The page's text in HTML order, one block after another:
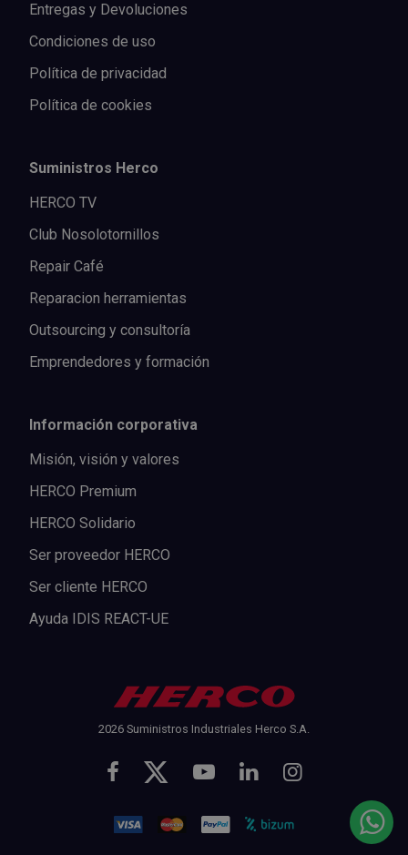
Entregas y Devoluciones
Condiciones de uso
Política de privacidad
Política de cookies
Suministros Herco
HERCO TV
Club Nosolotornillos
Repair Café
Reparacion herramientas
Outsourcing y consultoría
Emprendedores y formación
Información corporativa
Misión, visión y valores
HERCO Premium
HERCO Solidario
Ser proveedor HERCO
Ser cliente HERCO
Ayuda IDIS REACT-UE
2026 Suministros Industriales Herco S.A.